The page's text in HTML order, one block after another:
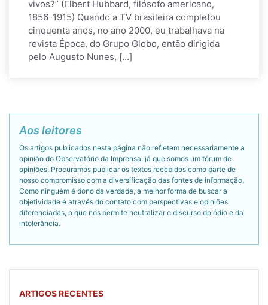
vivos?” (Elbert Hubbard, filósofo americano,
1856-1915) Quando a TV brasileira completou
cinquenta anos, no ano 2000, eu trabalhava na
revista Época, do Grupo Globo, então dirigida
pelo Augusto Nunes, […]
Aos leitores
Os artigos publicados nesta página não refletem necessariamente a
opinião do Observatório da Imprensa, já que somos um fórum de
opiniões. Procuramos publicar os textos recebidos como parte de
nosso compromisso com a diversificação das fontes de informação.
Como ninguém é dono da verdade, a melhor forma de buscar a
objetividade é através do contato com perspectivas e opiniões
diferenciadas, o que nos permite neutralizar o discurso do ódio e da
intolerância.
ARTIGOS RECENTES